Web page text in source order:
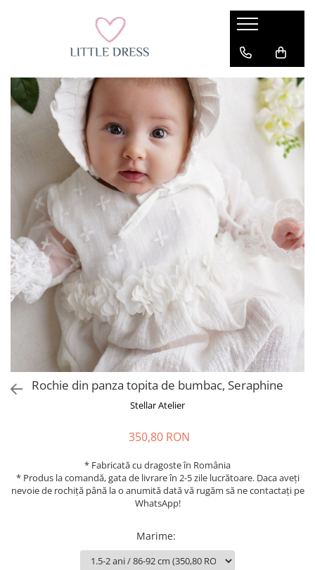
Rochie din panza topita de bumbac, Seraphine
Stellar Atelier
350,80 RON
* Fabricată cu dragoste în România
* Produs la comandă, gata de livrare în 2-5 zile lucrătoare. Daca aveți
nevoie de rochiță până la o anumită dată vă rugăm să ne contactați pe
WhatsApp!
Marime: